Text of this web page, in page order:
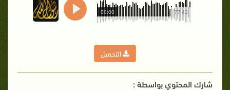
77:43
00:00
التحميل
شارك المحتوي بواسطة :